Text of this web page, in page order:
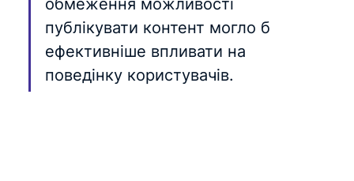
обмеження можливості
публікувати контент могло б
ефективніше впливати на
поведінку користувачів.